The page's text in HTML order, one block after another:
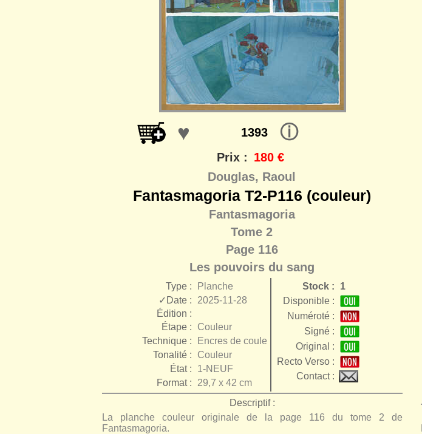
♥ 1393 ⓘ
Prix : 180 €
Douglas, Raoul
Fantasmagoria T2-P116 (couleur)
Fantasmagoria
Tome 2
Page 116
Les pouvoirs du sang
Type :
Planche
✓Date :
2025-11-28
Édition :
Étape :
Couleur
Technique :
Encres de couleur
Tonalité :
Couleur
État :
1-NEUF
Format :
29,7 x 42 cm
Stock :
1
Disponible :
Numéroté :
Signé :
Original :
Recto Verso :
Contact :
Descriptif :
La planche couleur originale de la page 116 du tome 2 de
Fantasmagoria.